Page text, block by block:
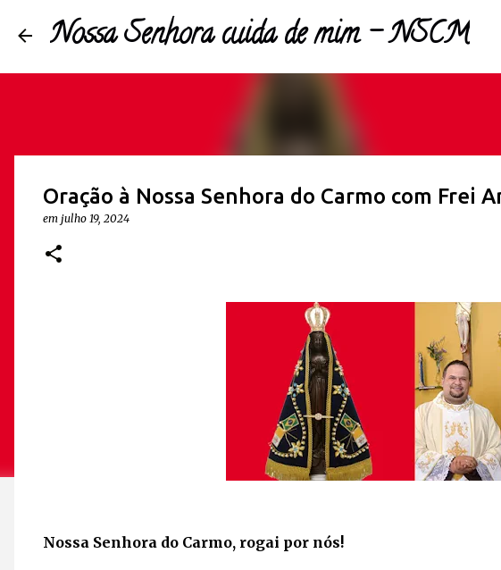
Nossa Senhora cuida de mim - NSCM
Oração à Nossa Senhora do Carmo com Frei
em julho 19, 2024
Nossa Senhora do Carmo, rogai por nós!